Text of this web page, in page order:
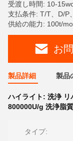
受渡し時間: 10-
支払条件: T/T、D/P
供給の能力: 100t/
お
製品詳細 製品
ハイライト: 洗浄 リ
800000U/g 洗浄脂
タイプ: